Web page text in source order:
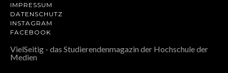
IMPRESSUM
DATENSCHUTZ
INSTAGRAM
FACEBOOK
VielSeitig - das Studierendenmagazin der Hochschule der
Medien